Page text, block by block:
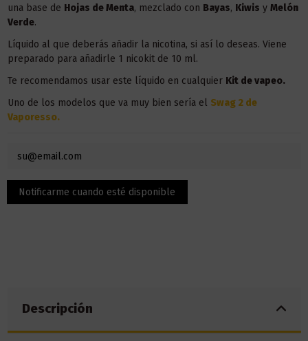
una base de Hojas de Menta, mezclado con Bayas, Kiwis y Melón
Verde.
Líquido al que deberás añadir la nicotina, si así lo deseas. Viene
preparado para añadirle 1 nicokit de 10 ml.
Te recomendamos usar este líquido en cualquier Kit de vapeo.
Uno de los modelos que va muy bien sería el Swag 2 de
Vaporesso.
Descripción